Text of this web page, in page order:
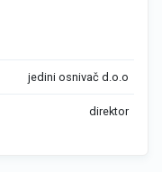
jedini osnivač d.o.o
direktor